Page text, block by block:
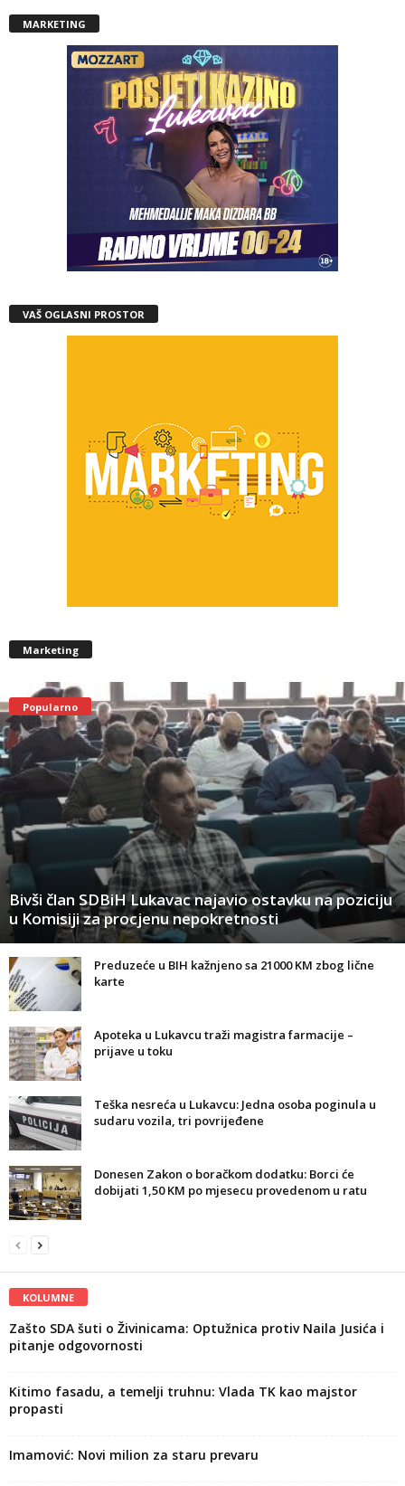
MARKETING
VAŠ OGLASNI PROSTOR
Marketing
Popularno
Bivši član SDBiH Lukavac najavio ostavku na poziciju
u Komisiji za procjenu nepokretnosti
Preduzeće u BIH kažnjeno sa 21000 KM zbog lične
karte
Apoteka u Lukavcu traži magistra farmacije –
prijave u toku
Teška nesreća u Lukavcu: Jedna osoba poginula u
sudaru vozila, tri povrijeđene
Donesen Zakon o boračkom dodatku: Borci će
dobijati 1,50 KM po mjesecu provedenom u ratu
KOLUMNE
Zašto SDA šuti o Živinicama: Optužnica protiv Naila Jusića i
pitanje odgovornosti
Kitimo fasadu, a temelji truhnu: Vlada TK kao majstor
propasti
Imamović: Novi milion za staru prevaru